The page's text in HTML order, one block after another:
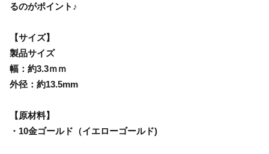
るのがポイント♪
【サイズ】
製品サイズ
幅：約3.3ｍｍ
外径：約13.5mm
【原材料】
・10金ゴールド（イエローゴールド)